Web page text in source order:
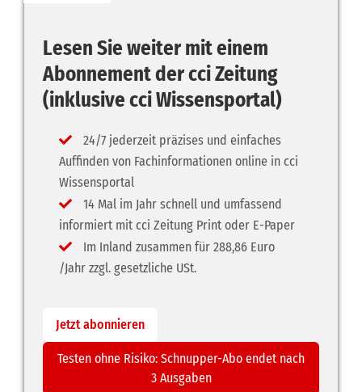
Lesen Sie weiter mit einem
Abonnement der cci Zeitung
(inklusive cci Wissensportal)
24/7 jederzeit präzises und einfaches
Auffinden von Fachinformationen online in cci
Wissensportal
14 Mal im Jahr schnell und umfassend
informiert mit cci Zeitung Print oder E-Paper
Im Inland zusammen für 288,86 Euro
/Jahr zzgl. gesetzliche USt.
Jetzt abonnieren
Testen ohne Risiko: Schnupper-Abo endet nach
3 Ausgaben